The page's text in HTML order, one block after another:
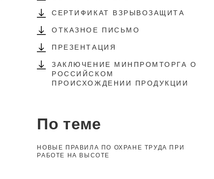
СЕРТИФИКАТ ВЗРЫВОЗАЩИТА
ОТКАЗНОЕ ПИСЬМО
ПРЕЗЕНТАЦИЯ
ЗАКЛЮЧЕНИЕ МИНПРОМТОРГА О
РОССИЙСКОМ
ПРОИСХОЖДЕНИИ ПРОДУКЦИИ
По теме
НОВЫЕ ПРАВИЛА ПО ОХРАНЕ ТРУДА ПРИ
РАБОТЕ НА ВЫСОТЕ